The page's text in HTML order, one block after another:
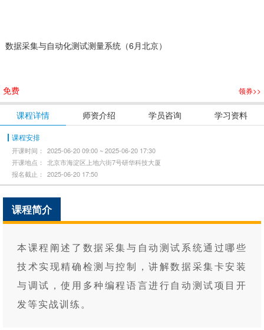
数据采集与自动化测试测量系统（6月北京）
免费 领券>>
课程详情 师资介绍 学员咨询 学习资料
课程安排
开课时间：
2025-06-20 09:00 ~ 2025-06-20 17:30
开课地点：
北京市海淀区上地六街7号研华科技大厦
报名截止：
2025-06-20 17:50
课程简介
本课程阐述了数据采集与自动测试系统通过哪些
技术实现精确检测与控制，讲解数据采集卡安装
与调试，使用多种编程语言进行自动测试项目开
发等实战训练。